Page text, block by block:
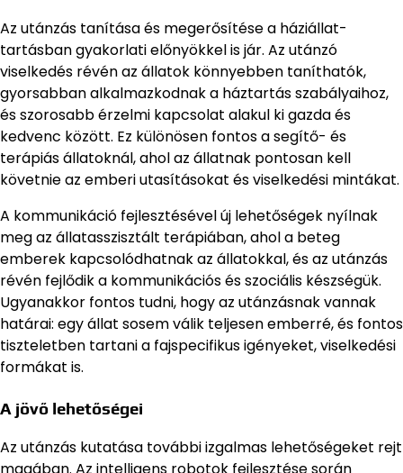
Az utánzás tanítása és megerősítése a háziállat-
tartásban gyakorlati előnyökkel is jár. Az utánzó
viselkedés révén az állatok könnyebben taníthatók,
gyorsabban alkalmazkodnak a háztartás szabályaihoz,
és szorosabb érzelmi kapcsolat alakul ki gazda és
kedvenc között. Ez különösen fontos a segítő- és
terápiás állatoknál, ahol az állatnak pontosan kell
követnie az emberi utasításokat és viselkedési mintákat.
A kommunikáció fejlesztésével új lehetőségek nyílnak
meg az állatasszisztált terápiában, ahol a beteg
emberek kapcsolódhatnak az állatokkal, és az utánzás
révén fejlődik a kommunikációs és szociális készségük.
Ugyanakkor fontos tudni, hogy az utánzásnak vannak
határai: egy állat sosem válik teljesen emberré, és fontos
tiszteletben tartani a fajspecifikus igényeket, viselkedési
formákat is.
A jövő lehetőségei
Az utánzás kutatása további izgalmas lehetőségeket rejt